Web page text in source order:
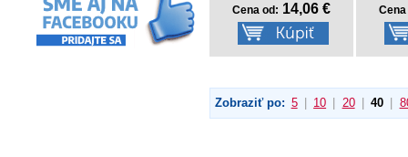
Cena od: 14,06 €
Zobraziť po: 5 10 20 40